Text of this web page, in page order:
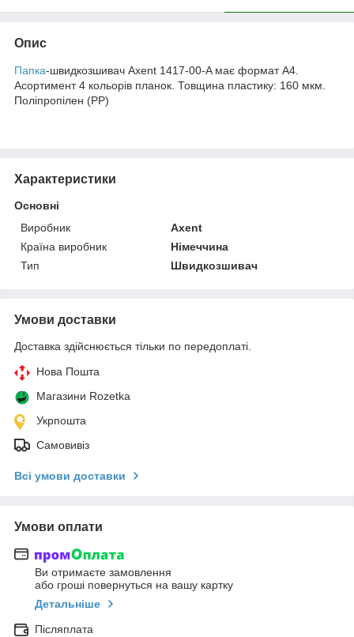
Опис
Папка-швидкозшивач Axent 1417-00-A має формат А4.
Асортимент 4 кольорів планок. Товщина пластику: 160 мкм.
Поліпропілен (РР)
Характеристики
Основні
Виробник
Axent
Країна виробник
Німеччина
Тип
Швидкозшивач
Умови доставки
Доставка здійснюється тільки по передоплаті.
Нова Пошта
Магазини Rozetka
Укрпошта
Самовивіз
Всі умови доставки
Умови оплати
Ви отримаєте замовлення
або гроші повернуться на вашу картку
Детальніше
Післяплата